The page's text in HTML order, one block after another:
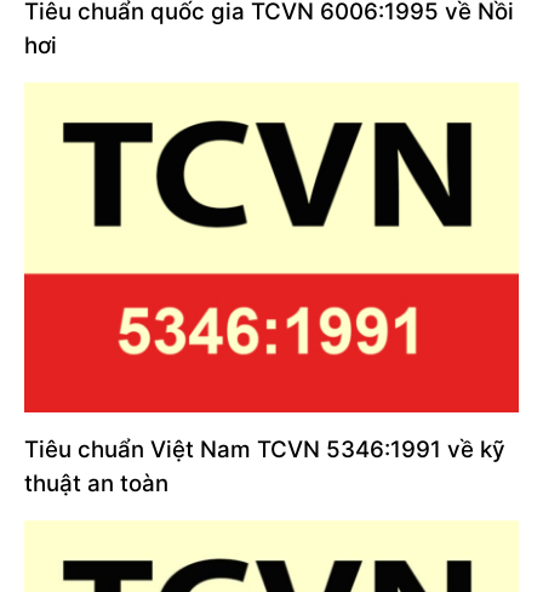
Tiêu chuẩn quốc gia TCVN 6006:1995 về Nồi
hơi
Tiêu chuẩn Việt Nam TCVN 5346:1991 về kỹ
thuật an toàn